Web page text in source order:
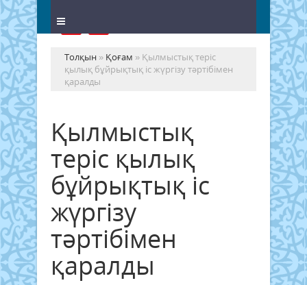
Толқын » Қоғам » Қылмыстық теріс
қылық бұйрықтық іс жүргізу тәртібімен
қаралды
Қылмыстық
теріс қылық
бұйрықтық іс
жүргізу
тәртібімен
қаралды